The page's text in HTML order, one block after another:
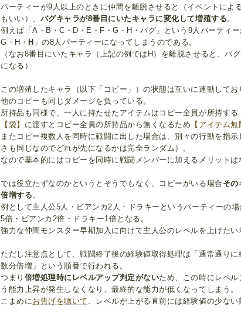
パーティーが9人以上のときに仲間を離脱させると（イベントによ
もいい）、 バグキャラが8番目にいたキャラに変化して増殖する 。
例えば「A・B・C・D・E・F・G・H・バグ」という9人パーティ
G・H・H 」の8人パーティーになってしまうのである。
（なお8番目にいたキャラ（上記の例ではH）を離脱させると、バ
になる）
この増殖したキャラ（以下「コピー」）の状態は互いに連動して
他のコピーも同じダメージを負っている。
所持品も同様で、一人に持たせたアイテムはコピー全員が所持す
【袋】 に渡すとコピー全員の所持品から無くなるため 【アイテム無
またコピー複数人を同時に戦闘に出した場合は、別々の行動を指
さも同じなのでどれが先になるかは完全ランダム）。
なので基本的にはコピーを同時に戦闘メンバーに加えるメリットは
では役立たずなのかというとそうでもなく、コピーがいる場合その
倍増する 。
例として主人公5人・ビアンカ2人・ドラキーというパーティーの
5倍・ビアンカ2倍・ドラキー1倍となる。
強力な仲間モンスター早期加入に向けて主人公のレベルを上げたい
ただし注意点として、戦闘終了後の経験値取得処理は「通常通り
数分倍増」という順番で行われる。
つまり 倍増処理時にレベルアップ判定がないため、この時にレベ
う能力上昇が発生しなくなり、最終的な能力が低くなってしまう。
こまめに お告げを聴いて 、レベルが上がる直前には経験値の少な